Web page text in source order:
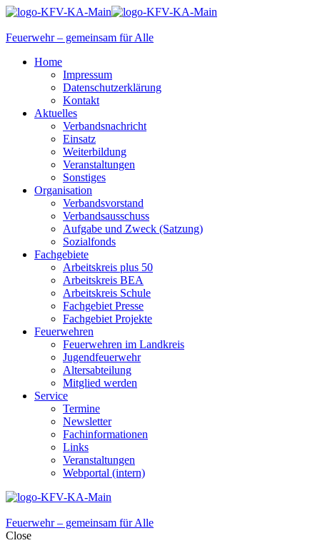
Feuerwehr – gemeinsam für Alle
Home
Impressum
Datenschutzerklärung
Kontakt
Aktuelles
Verbandsnachricht
Einsatz
Weiterbildung
Veranstaltungen
Sonstiges
Organisation
Verbandsvorstand
Verbandsausschuss
Aufgabe und Zweck (Satzung)
Sozialfonds
Fachgebiete
Arbeitskreis plus 50
Arbeitskreis BEA
Arbeitskreis Schule
Fachgebiet Presse
Fachgebiet Projekte
Feuerwehren
Feuerwehren im Landkreis
Jugendfeuerwehr
Altersabteilung
Mitglied werden
Service
Termine
Newsletter
Fachinformationen
Links
Veranstaltungen
Webportal (intern)
Feuerwehr – gemeinsam für Alle
Close